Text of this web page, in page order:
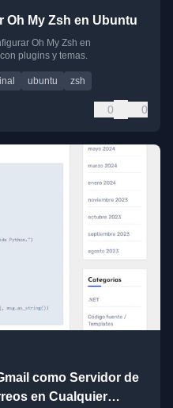
My Zsh en Ubuntu
Oh My Zsh en
plugins y temas.
ubuntu zsh
0 0
como Servidor de
en Cualquier